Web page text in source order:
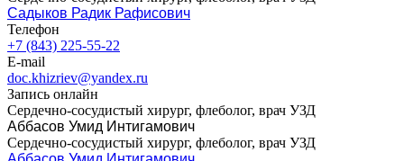
Садыков Радик Рафисович
Телефон
+7 (843) 225-55-22
E-mail
doc.khizriev@yandex.ru
Запись онлайн
Сердечно-сосудистый хирург, флеболог, врач УЗД
Аббасов Умид Интигамович
Сердечно-сосудистый хирург, флеболог, врач УЗД